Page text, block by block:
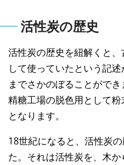
活性炭の歴史
活性炭の歴史を紐解くと
して使っていたという記
までさかのぼることがで
精糖工場の脱色用として
となります。
18世紀になると、活性炭
た。それは活性炭を、木